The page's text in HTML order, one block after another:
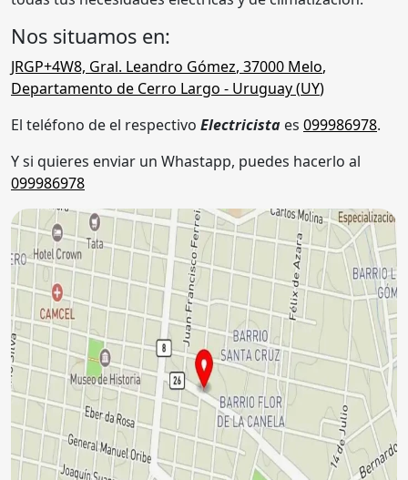
Nos situamos en:
JRGP+4W8, Gral. Leandro Gómez, 37000 Melo,
Departamento de Cerro Largo - Uruguay (UY)
El teléfono de el respectivo Electricista es 099986978.
Y si quieres enviar un Whastapp, puedes hacerlo al
099986978